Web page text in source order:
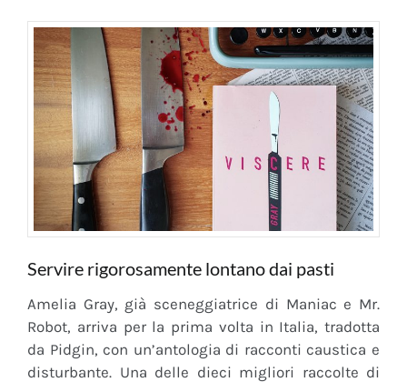
Servire rigorosamente lontano dai pasti
Amelia Gray, già sceneggiatrice di Maniac e Mr.
Robot, arriva per la prima volta in Italia, tradotta
da Pidgin, con un’antologia di racconti caustica e
disturbante. Una delle dieci migliori raccolte di